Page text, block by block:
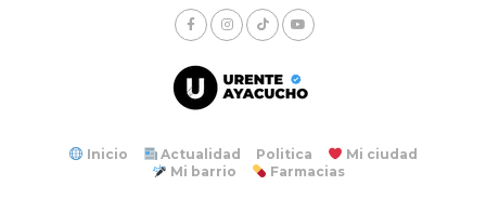
Inicio Actualidad Politica
Mi ciudad
Mi barrio
Farmacias